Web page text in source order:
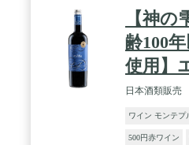
【神の
齢100
使用】
日本酒類販売
ワイン モンテプ
500円赤ワイン